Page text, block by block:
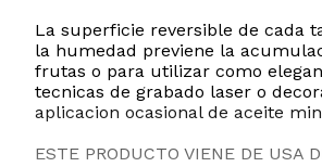
La superficie reversible de cada
la humedad previene la
frutas o para utilizar como
tecnicas de grabado laser o
aplicacion ocasional de aceite
ESTE PRODUCTO VIENE DE USA